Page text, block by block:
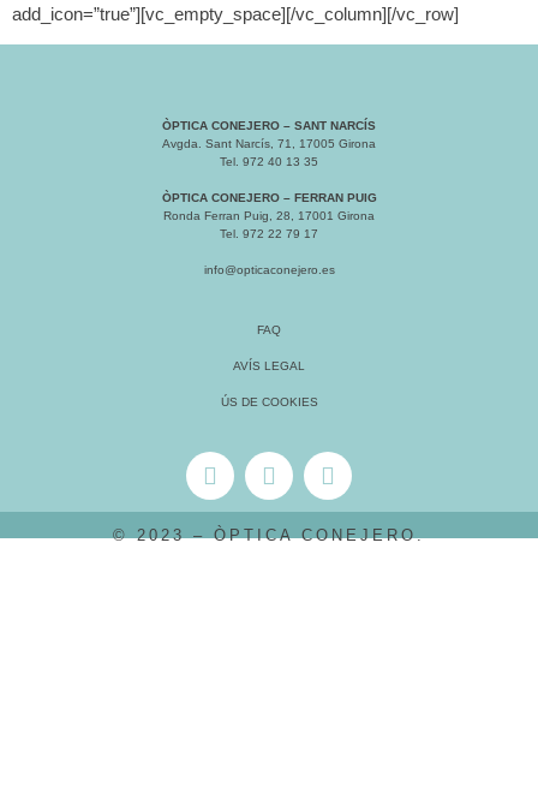
add_icon=”true”][vc_empty_space][/vc_column][/vc_row]
ÒPTICA CONEJERO – SANT NARCÍS
Avgda. Sant Narcís, 71, 17005 Girona
Tel. 972 40 13 35
ÒPTICA CONEJERO – FERRAN PUIG
Ronda Ferran Puig, 28, 17001 Girona
Tel. 972 22 79 17
info@opticaconejero.es
FAQ
AVÍS LEGAL
ÚS DE COOKIES
© 2023 – ÒPTICA CONEJERO.